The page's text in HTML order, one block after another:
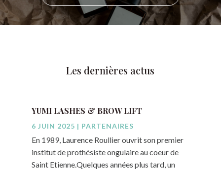
Les dernières actus
YUMI LASHES & BROW LIFT
6 JUIN 2025 | PARTENAIRES
En 1989, Laurence Roullier ouvrit son premier
institut de prothésiste ongulaire au coeur de
Saint Etienne.Quelques années plus tard, un